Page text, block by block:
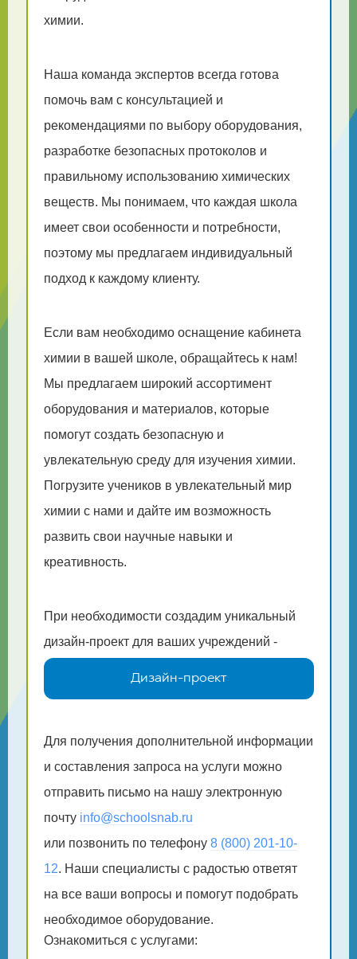
химии.
Наша команда экспертов всегда готова
помочь вам с консультацией и
рекомендациями по выбору оборудования,
разработке безопасных протоколов и
правильному использованию химических
веществ. Мы понимаем, что каждая школа
имеет свои особенности и потребности,
поэтому мы предлагаем индивидуальный
подход к каждому клиенту.
Если вам необходимо оснащение кабинета
химии в вашей школе, обращайтесь к нам!
Мы предлагаем широкий ассортимент
оборудования и материалов, которые
помогут создать безопасную и
увлекательную среду для изучения химии.
Погрузите учеников в увлекательный мир
химии с нами и дайте им возможность
развить свои научные навыки и
креативность.
При необходимости создадим уникальный
дизайн-проект для ваших учреждений -
Дизайн-проект
Для получения дополнительной информации
и составления запроса на услуги можно
отправить письмо на нашу электронную
почту info@schoolsnab.ru
или позвонить по телефону 8 (800) 201-10-
12. Наши специалисты с радостью ответят
на все ваши вопросы и помогут подобрать
необходимое оборудование.
Ознакомиться с услугами: